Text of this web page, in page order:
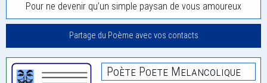
Pour ne devenir qu’un simple paysan de vous amoureux
Partage du Poème avec vos contacts
Poète Poete Melancolique